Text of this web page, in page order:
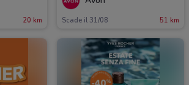
20 km Scade il 31/08 51 km